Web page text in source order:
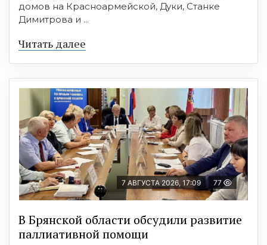
домов на Красноармейской, Дуки, Станке
Димитрова и ...
Читать далее
7 АВГУСТА 2026, 17:09 77
В Брянской области обсудили развитие
паллиативной помощи